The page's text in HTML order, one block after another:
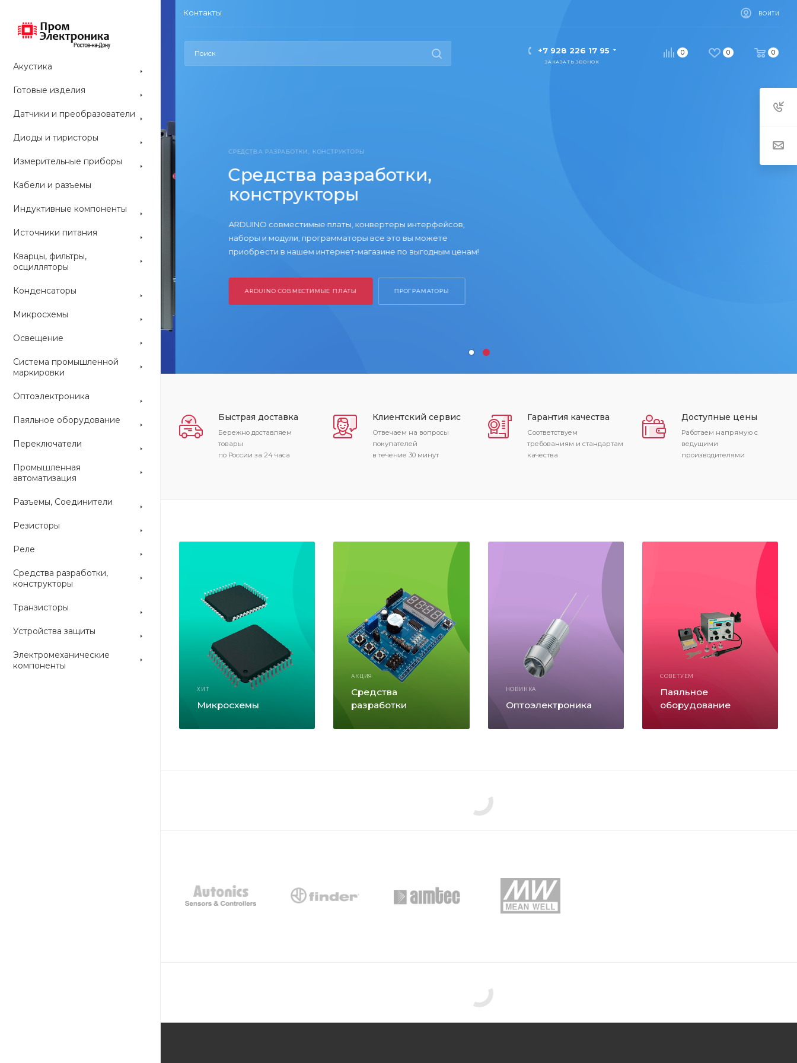
Контакты ВОЙТИ
0 0 0
+7 928 226 17 95
ЗАКАЗАТЬ ЗВОНОК
Акустика
Готовые изделия
Датчики и преобразователи
Диоды и тиристоры
Измерительные приборы
Кабели и разъемы
Индуктивные компоненты
Источники питания
Кварцы, фильтры,
осцилляторы
Конденсаторы
Микросхемы
Освещение
Система промышленной
маркировки
Оптоэлектроника
Паяльное оборудование
Переключатели
Промышленная
автоматизация
Разъемы, Соединители
Резисторы
Реле
Средства разработки,
конструкторы
Транзисторы
Устройства защиты
Электромеханические
компоненты
СРЕДСТВА РАЗРАБОТКИ, КОНСТРУКТОРЫ
Средства разработки,
конструкторы
ARDUINO совместимые платы, конвертеры интерфейсов,
наборы и модули, программаторы все это вы можете
приобрести в нашем интернет-магазине по выгодным ценам!
ARDUINO СОВМЕСТИМЫЕ ПЛАТЫ ПРОГРАМАТОРЫ
Быстрая доставка
Бережно доставляем
товары
по России за 24 часа
Клиентский сервис
Отвечаем на вопросы
покупателей
в течение 30 минут
Гарантия качества
Соответствуем
требованиям и стандартам
качества
Доступные цены
Работаем напрямую с
ведущими
производителями
ХИТ
Микросхемы
АКЦИЯ
Средства
разработки
НОВИНКА
Оптоэлектроника
СОВЕТУЕМ
Паяльное
оборудование